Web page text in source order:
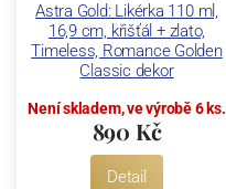
Astra Gold: Likérka 110 ml,
16,9 cm, křišťál + zlato,
Timeless, Romance Golden
Classic dekor
Není skladem, ve výrobě 6 ks.
890 Kč
Detail